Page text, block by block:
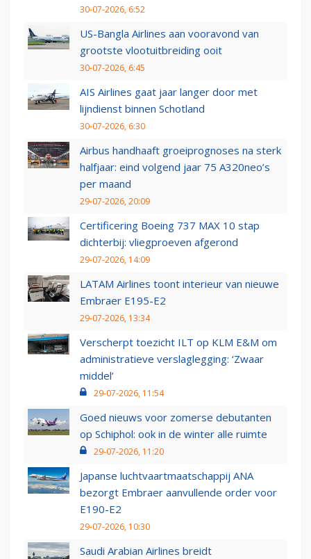
30-07-2026, 6:52
US-Bangla Airlines aan vooravond van
grootste vlootuitbreiding ooit
30-07-2026, 6:45
AIS Airlines gaat jaar langer door met
lijndienst binnen Schotland
30-07-2026, 6:30
Airbus handhaaft groeiprognoses na sterk
halfjaar: eind volgend jaar 75 A320neo’s
per maand
29-07-2026, 20:09
Certificering Boeing 737 MAX 10 stap
dichterbij: vliegproeven afgerond
29-07-2026, 14:09
LATAM Airlines toont interieur van nieuwe
Embraer E195-E2
29-07-2026, 13:34
Verscherpt toezicht ILT op KLM E&M om
administratieve verslaglegging: ‘Zwaar
middel’
29-07-2026, 11:54
Goed nieuws voor zomerse debutanten
op Schiphol: ook in de winter alle ruimte
29-07-2026, 11:20
Japanse luchtvaartmaatschappij ANA
bezorgt Embraer aanvullende order voor
E190-E2
29-07-2026, 10:30
Saudi Arabian Airlines breidt